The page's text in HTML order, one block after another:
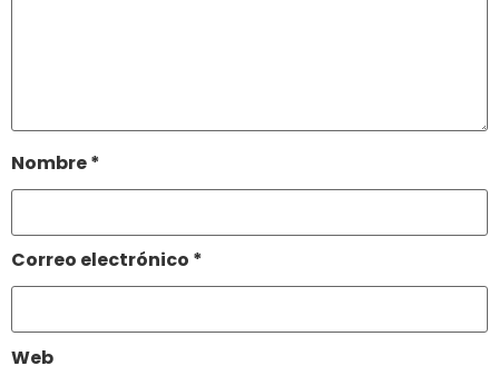
Nombre*
Correo electrónico *
Web